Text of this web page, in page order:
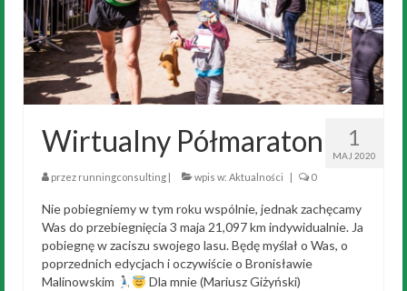
1
MAJ 2020
Wirtualny Półmaraton
przez runningconsulting wpis w: Aktualności 0
Nie pobiegniemy w tym roku wspólnie, jednak zachęcamy
Was do przebiegnięcia 3 maja 21,097 km indywidualnie. Ja
pobiegnę w zaciszu swojego lasu. Będę myślał o Was, o
poprzednich edycjach i oczywiście o Bronisławie
Malinowskim
Dla mnie (Mariusz Giżyński)